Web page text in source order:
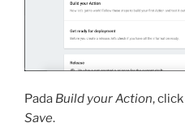
Pada Build your Action, click
Save.